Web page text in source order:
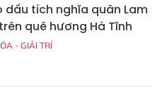
dấu tích nghĩa quân Lam
quê hương Hà Tĩnh
- GIẢI TRÍ